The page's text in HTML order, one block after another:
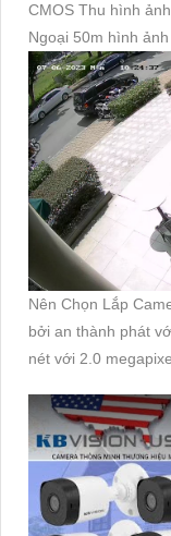
CMOS Thu hình
Ngoại 50m hình
Nên Chọn Lắp
bởi an thành phát
nét với 2.0